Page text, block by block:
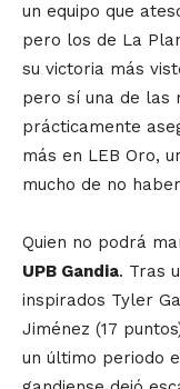
un equipo que
pero los de La
su victoria más
pero sí una de las
prácticamente
más en LEB Oro,
mucho de no
Quien no podrá
UPB Gandia. Tras
inspirados Tyler
Jiménez (17
un último periodo